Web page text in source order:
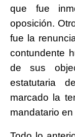
que fue
oposición.
fue la
contundente
de sus
estatutaria
marcado la
mandatario